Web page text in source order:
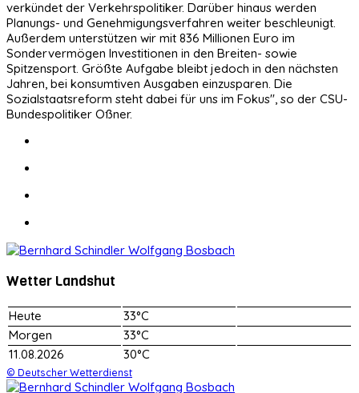
verkündet der Verkehrspolitiker. Darüber hinaus werden
Planungs- und Genehmigungsverfahren weiter beschleunigt.
Außerdem unterstützen wir mit 836 Millionen Euro im
Sondervermögen Investitionen in den Breiten- sowie
Spitzensport. Größte Aufgabe bleibt jedoch in den nächsten
Jahren, bei konsumtiven Ausgaben einzusparen. Die
Sozialstaatsreform steht dabei für uns im Fokus", so der CSU-
Bundespolitiker Oßner.
Wetter Landshut
Heute
33°C
Morgen
33°C
11.08.2026
30°C
© Deutscher Wetterdienst